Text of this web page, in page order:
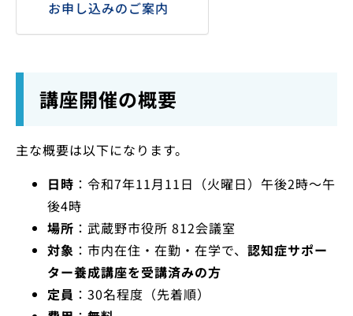
お申し込みのご案内
講座開催の概要
主な概要は以下になります。
日時 ：令和7年11月11日（火曜日）午後2時～午
後4時
場所 ：武蔵野市役所 812会議室
対象 ：市内在住・在勤・在学で、 認知症サポー
ター養成講座を受講済みの方
定員 ：30名程度（先着順）